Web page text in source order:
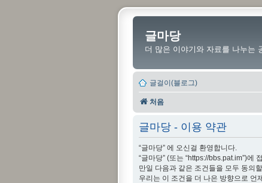
글마당
더 많은 이야기와 자료를 나누는
글걸이(블로그)
처음
글마당 - 이용 약관
“글마당” 에 오신걸 환영합니다.
“글마당” (또는 “https://bbs.pat.im”)
만일 다음과 같은 조건들을 모두 동의
우리는 이 조건을 더 나은 방향으로 언